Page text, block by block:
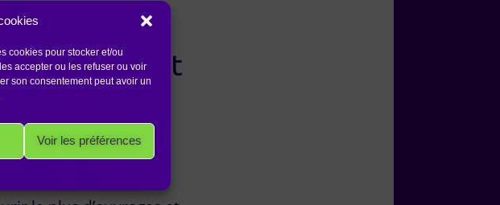
cookies pour stocker et/ou
accepter ou les refuser ou voir
son consentement peut avoir un
Voir les préférences
changeant
mettre cette règle en